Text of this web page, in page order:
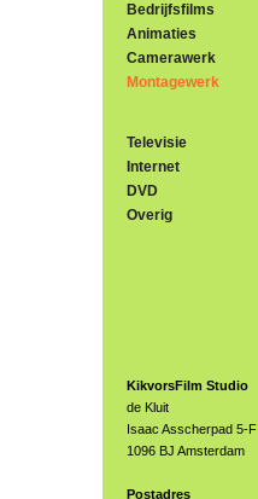
Bedrijfsfilms
Animaties
Camerawerk
Montagewerk
Televisie
Internet
DVD
Overig
KikvorsFilm Studio
de Kluit
Isaac Asscherpad 5-F
1096 BJ Amsterdam
Postadres